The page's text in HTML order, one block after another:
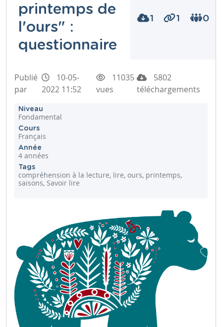
printemps de
l'ours" :
questionnaire
1 1 0
Publié
par
10-05-
2022 11:52
11035
vues
5802
téléchargements
Niveau
Fondamental
Cours
Français
Année
4 années
Tags
compréhension à la lecture, lire, ours, printemps,
saisons, Savoir lire